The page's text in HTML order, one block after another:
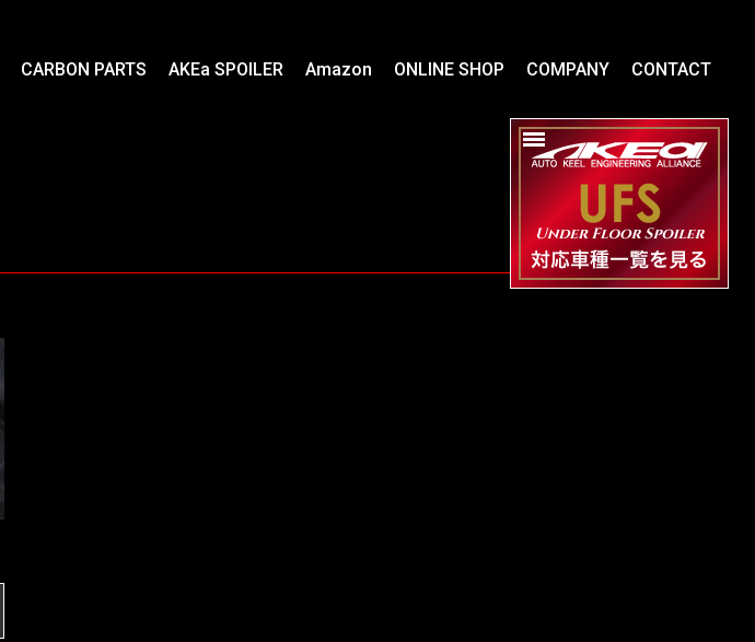
CARBON PARTS AKEa SPOILER Amazon ONLINE SHOP COMPANY CONTACT